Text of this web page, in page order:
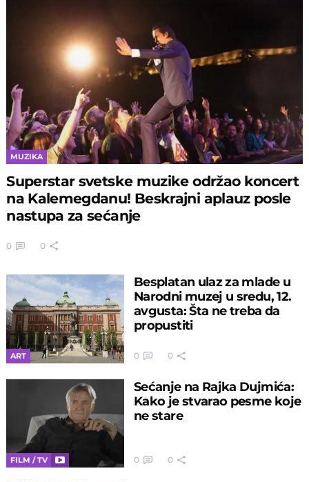
MUZIKA
Superstar svetske muzike održao koncert
na Kalemegdanu! Beskrajni aplauz posle
nastupa za sećanje
0 0
ART
Besplatan ulaz za mlade u
Narodni muzej u sredu, 12.
avgusta: Šta ne treba da
propustiti
0 0
FILM / TV
Sećanje na Rajka Dujmića:
Kako je stvarao pesme koje
ne stare
0 0